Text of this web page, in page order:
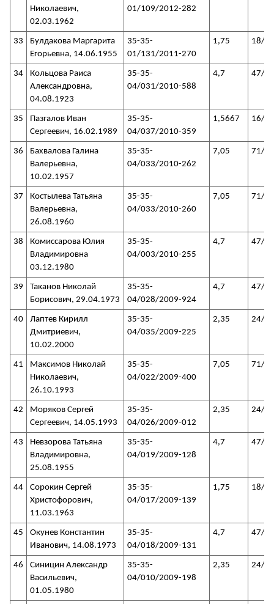
Николаевич,
02.03.1962
01/109/2012-282
33
Булдакова Маргарита
Егорьевна, 14.06.1955
35-35-
01/131/2011-270
1,75 18/
34
Кольцова Раиса
Александровна,
04.08.1923
35-35-
04/031/2010-588
4,7 47/
35
Пазгалов Иван
Сергеевич, 16.02.1989
35-35-
04/037/2010-359
1,5667 16/
36
Бахвалова Галина
Валерьевна,
10.02.1957
35-35-
04/033/2010-262
7,05 71/
37
Костылева Татьяна
Валерьевна,
26.08.1960
35-35-
04/033/2010-260
7,05 71/
38
Комиссарова Юлия
Владимировна
03.12.1980
35-35-
04/003/2010-255
4,7 47/
39
Таканов Николай
Борисович, 29.04.1973
35-35-
04/028/2009-924
4,7 47/
40
Лаптев Кирилл
Дмитриевич,
10.02.2000
35-35-
04/035/2009-225
2,35 24/
41
Максимов Николай
Николаевич,
26.10.1993
35-35-
04/022/2009-400
7,05 71/
42
Моряков Сергей
Сергеевич, 14.05.1993
35-35-
04/026/2009-012
2,35 24/
43
Невзорова Татьяна
Владимировна,
25.08.1955
35-35-
04/019/2009-128
4,7 47/
44
Сорокин Сергей
Христофорович,
11.03.1963
35-35-
04/017/2009-139
1,75 18/
45
Окунев Константин
Иванович, 14.08.1973
35-35-
04/018/2009-131
4,7 47/
46
Синицин Александр
Васильевич,
01.05.1980
35-35-
04/010/2009-198
2,35 24/